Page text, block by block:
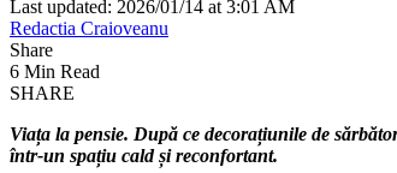
Last updated: 2026/01/14 at 3:01 AM
Redactia Craioveanu
Share
6 Min Read
SHARE
Viața la pensie. După ce decorațiunile de
într-un spațiu cald și reconfortant.